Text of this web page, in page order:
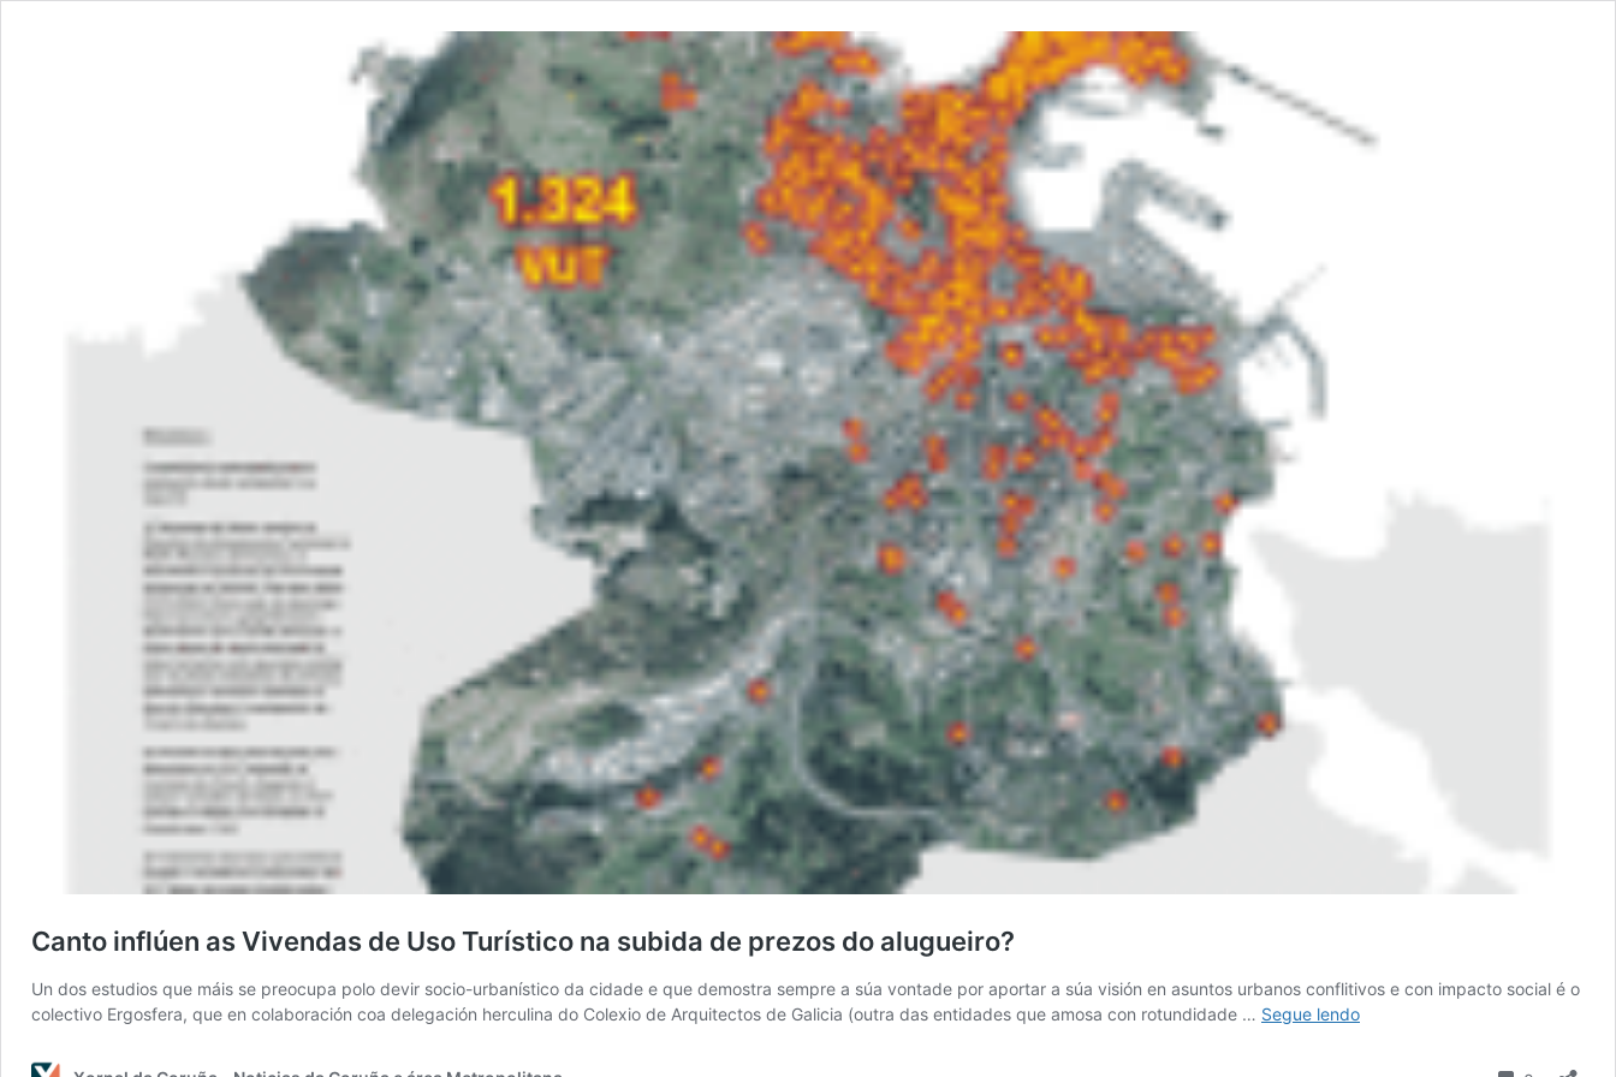
Canto inflúen as Vivendas de Uso Turístico na subida de prezos do alugueiro?
Un dos estudios que máis se preocupa polo devir socio-urbanístico da cidade e que demostra sempre a súa vontade por aportar a súa visión en asuntos urbanos conflitivos e con impacto social é o
colectivo Ergosfera, que en colaboración coa delegación herculina do Colexio de Arquitectos de Galicia (outra das entidades que amosa con rotundidade … Segue lendoCanto